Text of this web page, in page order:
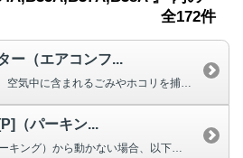
全172件
ー（エアコンフ...
（パーキン...
セレクターレバーが[P]（パーキング）から動かない場合、以下を確認してくだ...